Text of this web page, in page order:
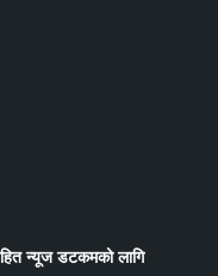
न्यूज डटकमको लागि